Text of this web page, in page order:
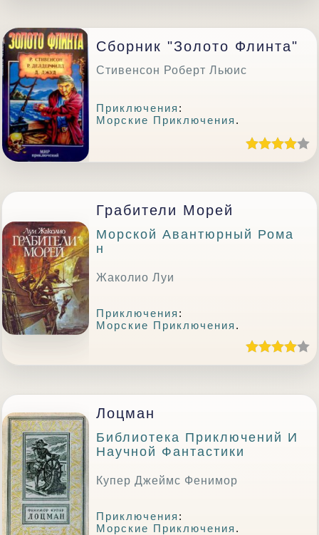
Сборник "Золото Флинта"
Стивенсон Роберт Льюис
Приключения :
Морские Приключения .
Грабители Морей
Морской Авантюрный Рома
Н
Жаколио Луи
Приключения :
Морские Приключения .
Лоцман
Библиотека Приключений И
Научной Фантастики
Купер Джеймс Фенимор
Приключения :
Морские Приключения .